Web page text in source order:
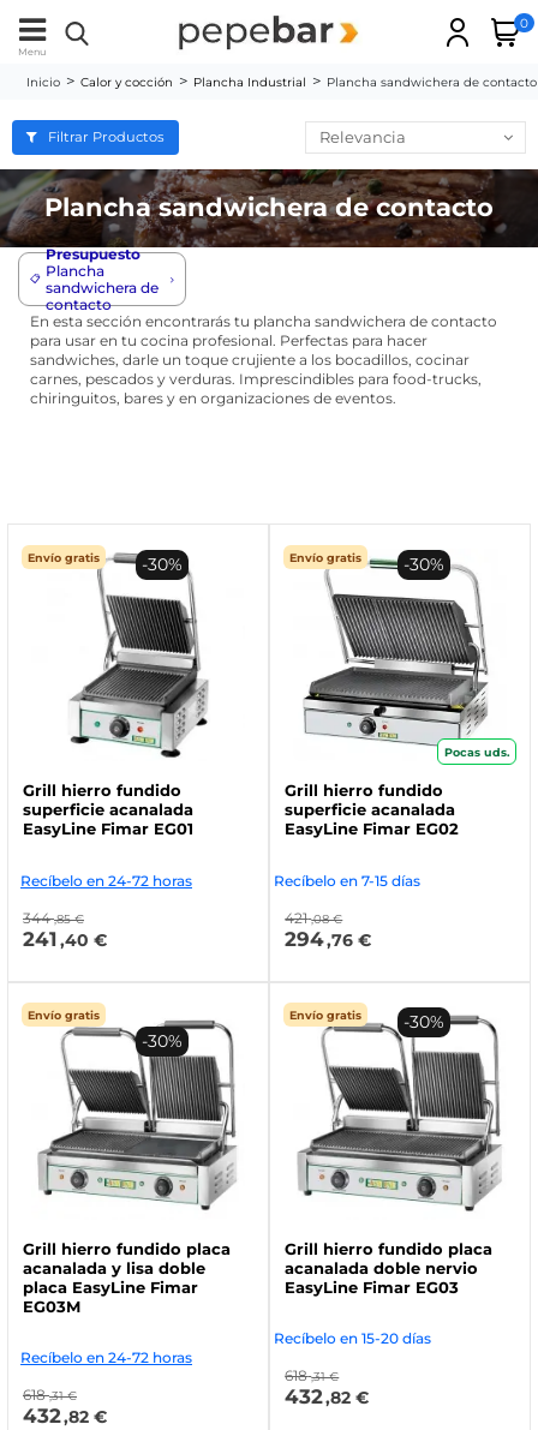
Menu
0
Inicio Calor y cocción Plancha Industrial Plancha sandwichera de contacto
Plancha sandwichera de contacto
En esta sección encontrarás tu plancha sandwichera de contacto
para usar en tu cocina profesional. Perfectas para hacer
sandwiches, darle un toque crujiente a los bocadillos, cocinar
carnes, pescados y verduras. Imprescindibles para food-trucks,
chiringuitos, bares y en organizaciones de eventos.
📋
Presupuesto
Plancha
sandwichera de
contacto
Filtrar Productos Relevancia
Envío gratis
Grill hierro fundido
superficie acanalada
EasyLine Fimar EG01
Recíbelo en 24-72 horas
344 ,85 €
241,40 €
-30%
Pocas uds.
Envío gratis
Grill hierro fundido
superficie acanalada
EasyLine Fimar EG02
Recíbelo en 7-15 días
421 ,08 €
294,76 €
-30%
Envío gratis
Grill hierro fundido placa
acanalada y lisa doble
placa EasyLine Fimar
EG03M
Recíbelo en 24-72 horas
618 ,31 €
432,82 €
-30%
Envío gratis
Grill hierro fundido placa
acanalada doble nervio
EasyLine Fimar EG03
Recíbelo en 15-20 días
618 ,31 €
432,82 €
-30%